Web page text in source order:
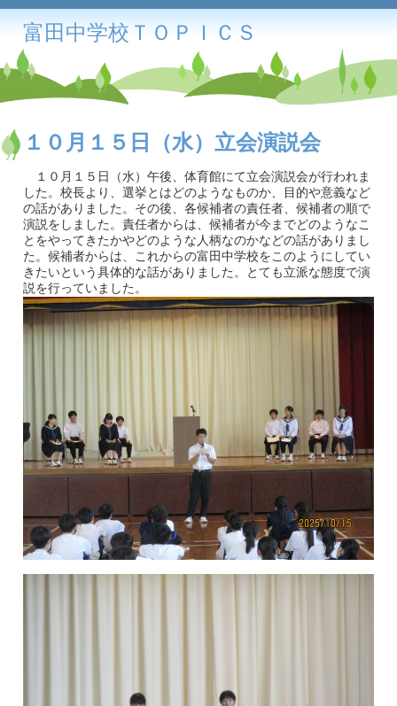
富田中学校ＴＯＰＩＣＳ
１０月１５日（水）立会演説会
１０月１５日（水）午後、体育館にて立会演説会が行われま
した。校長より、選挙とはどのようなものか、目的や意義など
の話がありました。その後、各候補者の責任者、候補者の順で
演説をしました。責任者からは、候補者が今までどのようなこ
とをやってきたかやどのような人柄なのかなどの話がありまし
た。候補者からは、これからの富田中学校をこのようにしてい
きたいという具体的な話がありました。とても立派な態度で演
説を行っていました。